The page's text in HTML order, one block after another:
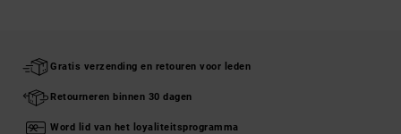
Gratis verzending en retouren voor leden
Retourneren binnen 30 dagen
Word lid van het loyaliteitsprogramma